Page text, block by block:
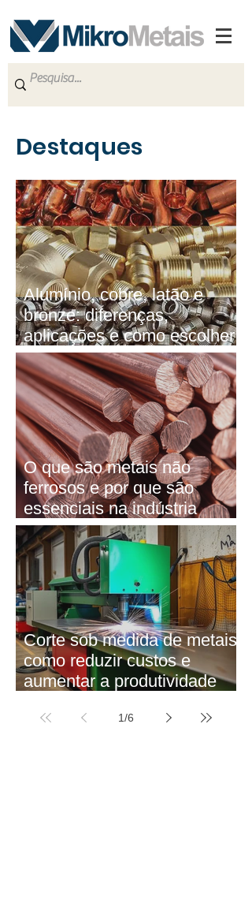
Destaques
Alumínio, cobre, latão e
bronze: diferenças,
aplicações e como escolher
o ideal
O que são metais não
ferrosos e por que são
essenciais na indústria
moderna
Corte sob medida de metais:
como reduzir custos e
aumentar a produtividade
1/6